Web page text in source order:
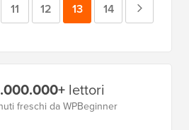
Pagina
11 Pagina
12 Pagina
13 Pagina
14
lettori
freschi da WPBeginner